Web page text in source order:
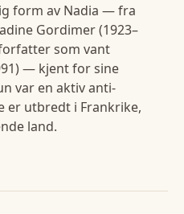
form av Nadia — fra
Gordimer (1923–
som vant
— kjent for sine
var en aktiv anti-
er utbredt i Frankrike,
land.